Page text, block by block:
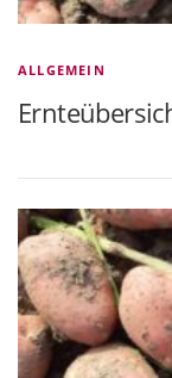
ALLGEMEIN